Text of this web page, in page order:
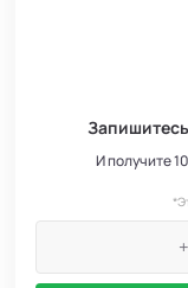
Септики GEO 6
Септики Аэробокс
И получите